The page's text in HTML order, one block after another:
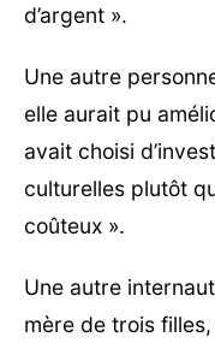
d’argent ».
Une autre
elle aurait pu
avait choisi
culturelles plutôt
coûteux ».
Une autre
mère de trois filles,